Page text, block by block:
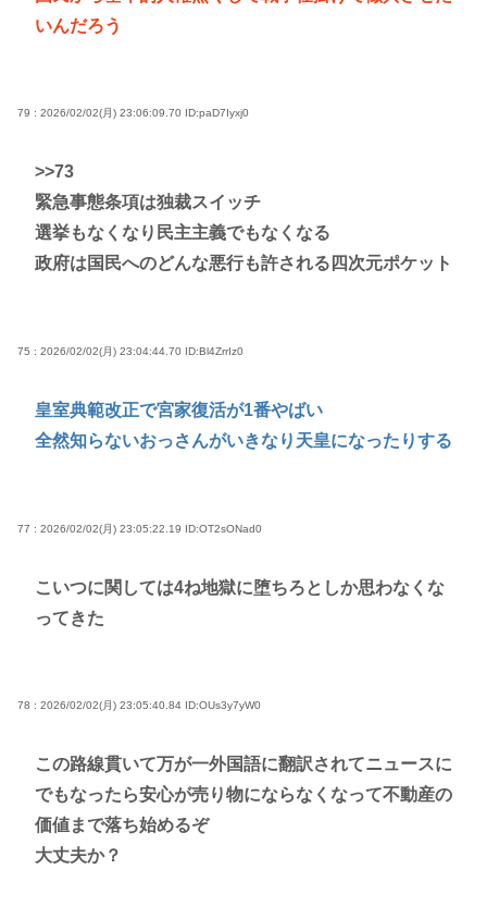
いんだろう
79 : 2026/02/02(月) 23:06:09.70 ID:paD7Iyxj0
>>73
緊急事態条項は独裁スイッチ
選挙もなくなり民主主義でもなくなる
政府は国民へのどんな悪行も許される四次元ポケット
75 : 2026/02/02(月) 23:04:44.70 ID:Bl4ZrrIz0
皇室典範改正で宮家復活が1番やばい
全然知らないおっさんがいきなり天皇になったりする
77 : 2026/02/02(月) 23:05:22.19 ID:OT2sONad0
こいつに関しては4ね地獄に堕ちろとしか思わなくな
ってきた
78 : 2026/02/02(月) 23:05:40.84 ID:OUs3y7yW0
この路線貫いて万が一外国語に翻訳されてニュースに
でもなったら安心が売り物にならなくなって不動産の
価値まで落ち始めるぞ
大丈夫か？